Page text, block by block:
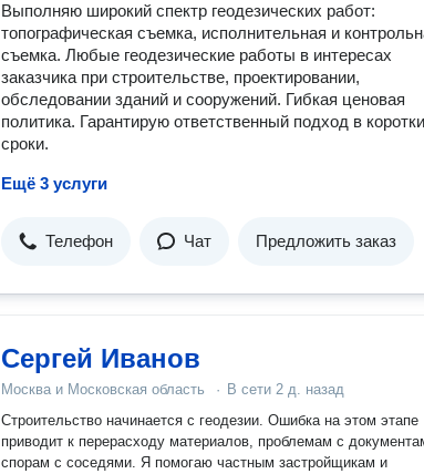
Выполняю широкий спектр геодезических работ:
топографическая съемка, исполнительная и
съемка. Любые геодезические работы в интересах
заказчика при строительстве, проектировании,
обследовании зданий и сооружений. Гибкая ценовая
политика. Гарантирую ответственный подход в
сроки.
Ещё 3 услуги
Телефон Чат Предложить заказ
Сергей Иванов
Москва и Московская область · В сети 2 д. назад
Строительство начинается с геодезии. Ошибка на этом этапе
приводит к перерасходу материалов, проблемам с
спорам с соседями. Я помогаю частным застройщикам и